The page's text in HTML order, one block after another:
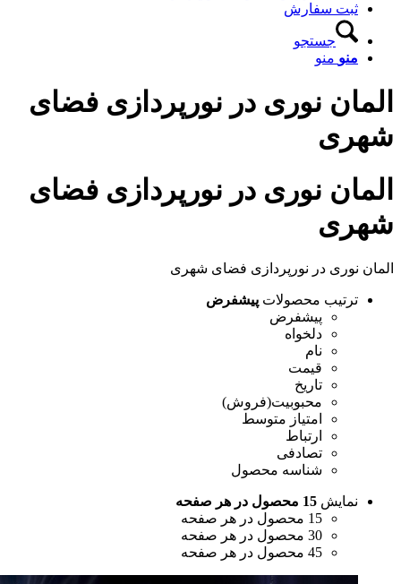
سفارش
جستجو
منو
نوری در نورپردازی فضای
نوری در نورپردازی فضای
در نورپردازی فضای شهری
محصولاتپیشفرض
پیشفرض
دلخواه
قیمت
محبوبیت(فروش)
امتیاز متوسط
ارتباط
تصادفی
شناسه محصول
15 محصول در هر صفحه